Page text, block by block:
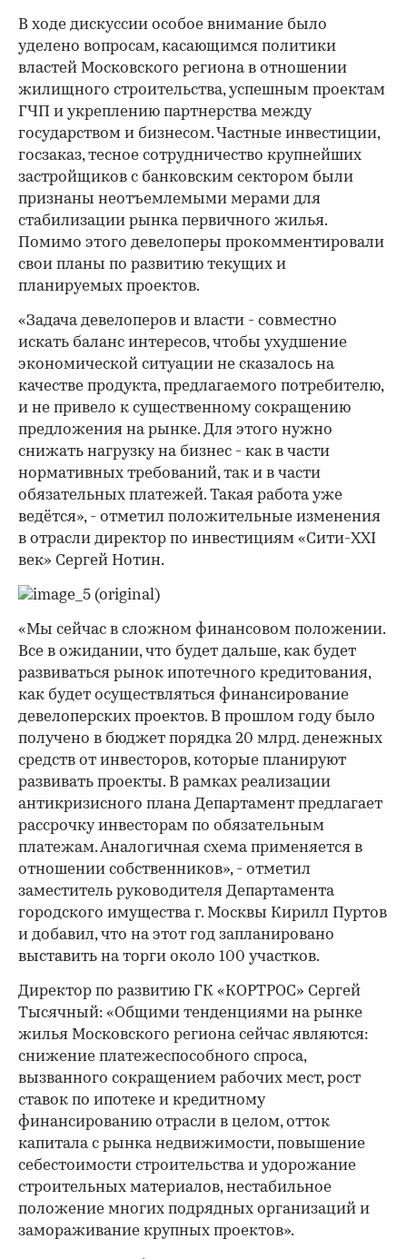
00:00 / 00:00
В ходе дискуссии особое внимание было
уделено вопросам, касающимся политики
властей Московского региона в отношении
жилищного строительства, успешным проектам
ГЧП и укреплению партнерства между
государством и бизнесом. Частные инвестиции,
госзаказ, тесное сотрудничество крупнейших
застройщиков с банковским сектором были
признаны неотъемлемыми мерами для
стабилизации рынка первичного жилья.
Помимо этого девелоперы прокомментировали
свои планы по развитию текущих и
планируемых проектов.
«Задача девелоперов и власти - совместно
искать баланс интересов, чтобы ухудшение
экономической ситуации не сказалось на
качестве продукта, предлагаемого потребителю,
и не привело к существенному сокращению
предложения на рынке. Для этого нужно
снижать нагрузку на бизнес - как в части
нормативных требований, так и в части
обязательных платежей. Такая работа уже
ведётся», - отметил положительные изменения
в отрасли директор по инвестициям «Сити-XXI
век» Сергей Нотин.
«Мы сейчас в сложном финансовом положении.
Все в ожидании, что будет дальше, как будет
развиваться рынок ипотечного кредитования,
как будет осуществляться финансирование
девелоперских проектов. В прошлом году было
получено в бюджет порядка 20 млрд. денежных
средств от инвесторов, которые планируют
развивать проекты. В рамках реализации
антикризисного плана Департамент предлагает
рассрочку инвесторам по обязательным
платежам. Аналогичная схема применяется в
отношении собственников», - отметил
заместитель руководителя Департамента
городского имущества г. Москвы Кирилл Пуртов
и добавил, что на этот год запланировано
выставить на торги около 100 участков.
Директор по развитию ГК «КОРТРОС» Сергей
Тысячный: «Общими тенденциями на рынке
жилья Московского региона сейчас являются:
снижение платежеспособного спроса,
вызванного сокращением рабочих мест, рост
ставок по ипотеке и кредитному
финансированию отрасли в целом, отток
капитала с рынка недвижимости, повышение
себестоимости строительства и удорожание
строительных материалов, нестабильное
положение многих подрядных организаций и
замораживание крупных проектов».